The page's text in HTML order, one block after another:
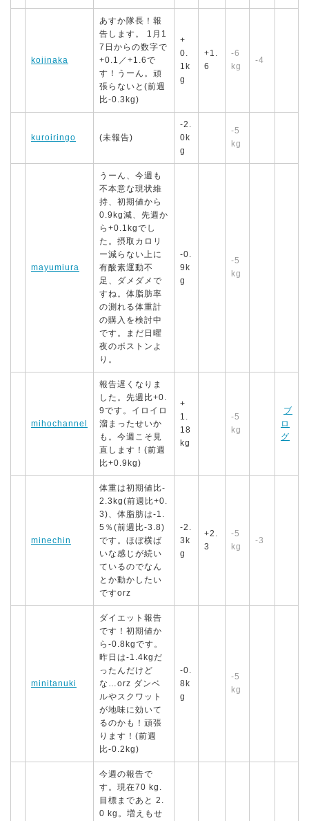
kojinaka
あすか隊長！報
告します。 1月1
7日からの数字で
+0.1／+1.6で
す！うーん。頑
張らないと(前週
比-0.3kg)
+
0.
1k
g
+1.
6
-6
kg
-4
kuroiringo (未報告)
-2.
0k
g
-5
kg
mayumiura
うーん、今週も
不本意な現状維
持、初期値から
0.9kg減、先週か
ら+0.1kgでし
た。摂取カロリ
ー減らない上に
有酸素運動不
足、ダメダメで
すね。体脂肪率
の測れる体重計
の購入を検討中
です。まだ日曜
夜のボストンよ
り。
-0.
9k
g
-5
kg
mihochannel
報告遅くなりま
した。先週比+0.
9です。イロイロ
溜まったせいか
も。今週こそ見
直します！(前週
比+0.9kg)
+
1.
18
kg
-5
kg
ブ
ロ
グ
minechin
体重は初期値比-
2.3kg(前週比+0.
3)、体脂肪は-1.
5％(前週比-3.8)
です。ほぼ横ば
いな感じが続い
ているのでなん
とか動かしたい
ですorz
-2.
3k
g
+2.
3
-5
kg
-3
minitanuki
ダイエット報告
です！初期値か
ら-0.8kgです。
昨日は-1.4kgだ
ったんだけど
な…orz ダンベ
ルやスクワット
が地味に効いて
るのかも！頑張
ります！(前週
比-0.2kg)
-0.
8k
g
-5
kg
今週の報告で
す。現在70 kg.
目標まであと 2.
0 kg。増えもせ